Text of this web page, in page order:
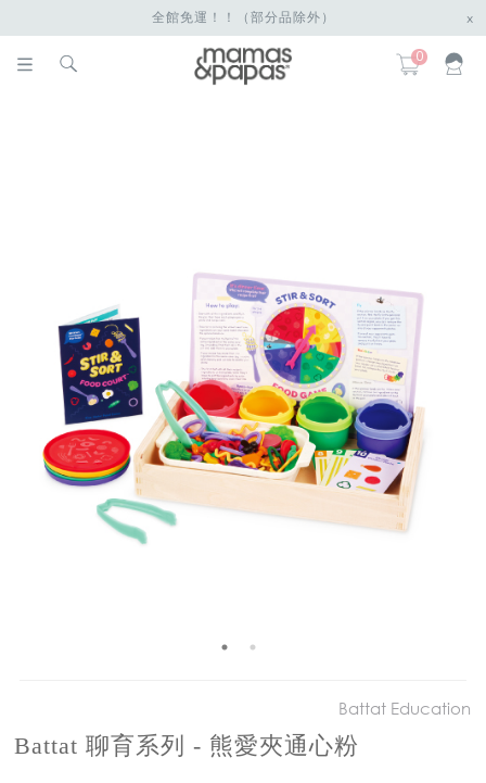
全館免運！！（部分品除外） x
0
Battat Education
Battat 聊育系列 - 熊愛夾通心粉